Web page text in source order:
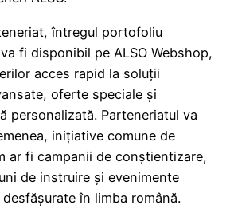
întregul portofoliu
fi disponibil pe ALSO Webshop,
acces rapid la soluții
oferte speciale și
personalizată. Parteneriatul va
inițiative comune de
ar fi campanii de conștientizare,
de instruire și evenimente
în limba română.